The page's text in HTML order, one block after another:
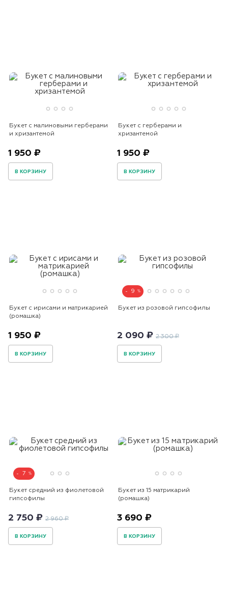
Букет с малиновыми герберами
и хризантемой
1 950 ₽
В КОРЗИНУ
Букет с герберами и
хризантемой
1 950 ₽
В КОРЗИНУ
Букет с ирисами и матрикарией
(ромашка)
1 950 ₽
В КОРЗИНУ
9
Букет из розовой гипсофилы
2 090 ₽ 2 300 ₽
В КОРЗИНУ
7
Букет средний из фиолетовой
гипсофилы
2 750 ₽ 2 960 ₽
В КОРЗИНУ
Букет из 15 матрикарий
(ромашка)
3 690 ₽
В КОРЗИНУ